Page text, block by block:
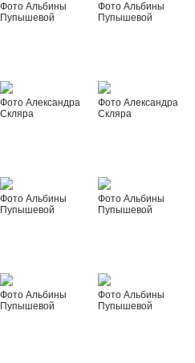
Фото Альбины
Пупышевой
Фото Альбины
Пупышевой
Фото Александра
Скляра
Фото Александра
Скляра
Фото Альбины
Пупышевой
Фото Альбины
Пупышевой
Фото Альбины
Пупышевой
Фото Альбины
Пупышевой